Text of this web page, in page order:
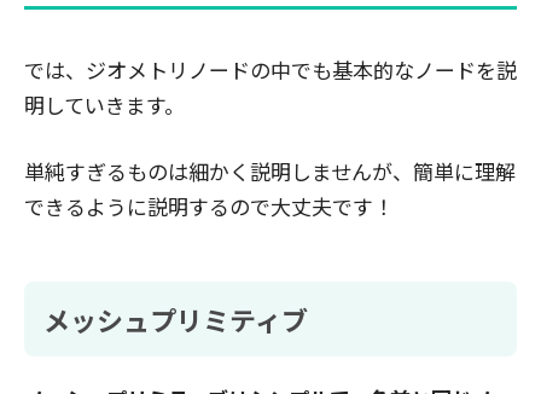
では、ジオメトリノードの中でも基本的なノードを説
明していきます。
単純すぎるものは細かく説明しませんが、簡単に理解
できるように説明するので大丈夫です！
メッシュプリミティブ